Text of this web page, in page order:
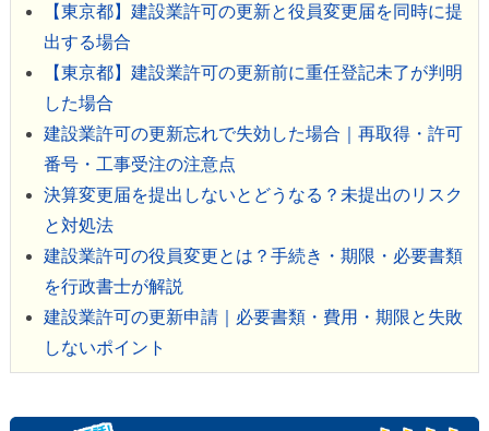
【東京都】建設業許可の更新と役員変更届を同時に提
出する場合
【東京都】建設業許可の更新前に重任登記未了が判明
した場合
建設業許可の更新忘れで失効した場合｜再取得・許可
番号・工事受注の注意点
決算変更届を提出しないとどうなる？未提出のリスク
と対処法
建設業許可の役員変更とは？手続き・期限・必要書類
を行政書士が解説
建設業許可の更新申請｜必要書類・費用・期限と失敗
しないポイント